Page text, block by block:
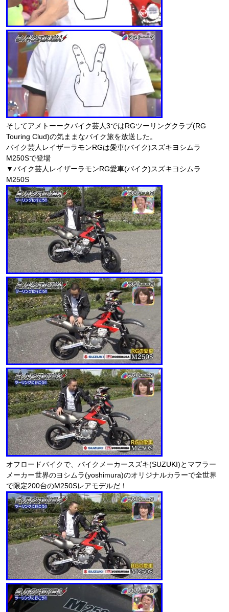
そしてアメトーークバイク芸人3ではRGツーリングクラブ(RG
Touring Clud)の気ままなバイク旅を放送した。
バイク芸人レイザーラモンRGは愛車(バイク)スズキヨシムラ
M250Sで登場
▼バイク芸人レイザーラモンRG愛車(バイク)スズキヨシムラ
M250S
オフロードバイクで、バイクメーカースズキ(SUZUKI)とマフラー
メーカー世界のヨシムラ(yoshimura)のオリジナルカラーで全世界
で限定200台のM250Sレアモデルだ！